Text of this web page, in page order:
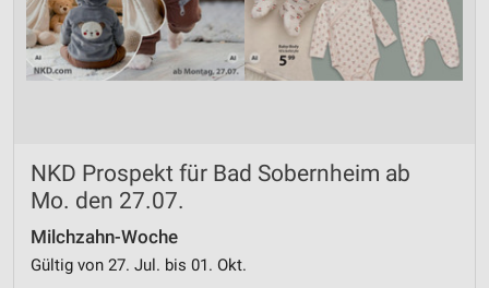
NKD Prospekt für Bad Sobernheim ab
Mo. den 27.07.
Milchzahn-Woche
Gültig von 27. Jul. bis 01. Okt.